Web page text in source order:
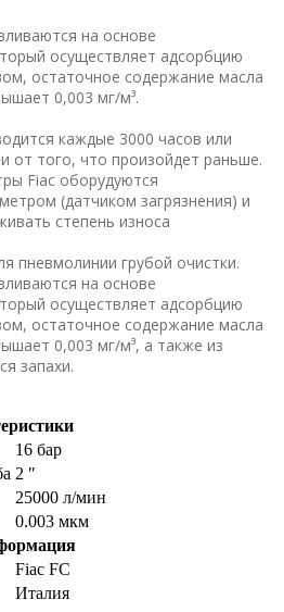
на основе
осуществляет адсорбцию
остаточное содержание масла
0,003 мг/м³.
каждые 3000 часов или
от того, что произойдет раньше.
Fiac оборудуются
(датчиком загрязнения) и
степень износа
пневмолинии грубой очистки.
на основе
осуществляет адсорбцию
остаточное содержание масла
0,003 мг/м³, а также из
запахи.
16 бар
2 ″
25000 л/мин
0.003 мкм
Fiac FC
Италия